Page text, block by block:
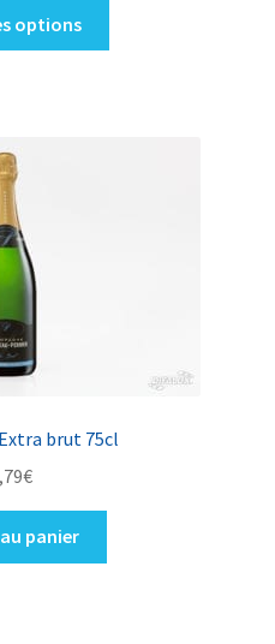
options
produit
brut 75cl
€
panier